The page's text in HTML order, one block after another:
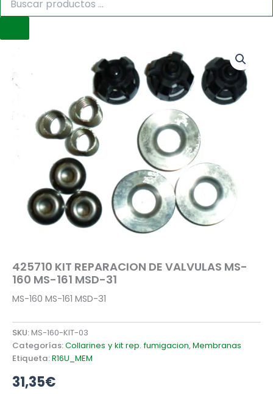
425710 KIT REPARACION DE VALVULAS MS-
160 MS-161 MSD-31
MS-160 MS-161 MSD-31
SKU:MS-160-KIT-03
Categorías:Collarines y kit rep. fumigacion,Membranas
Etiqueta:R16U_MEM
31,35€
DE
160
MSD-
cantidad